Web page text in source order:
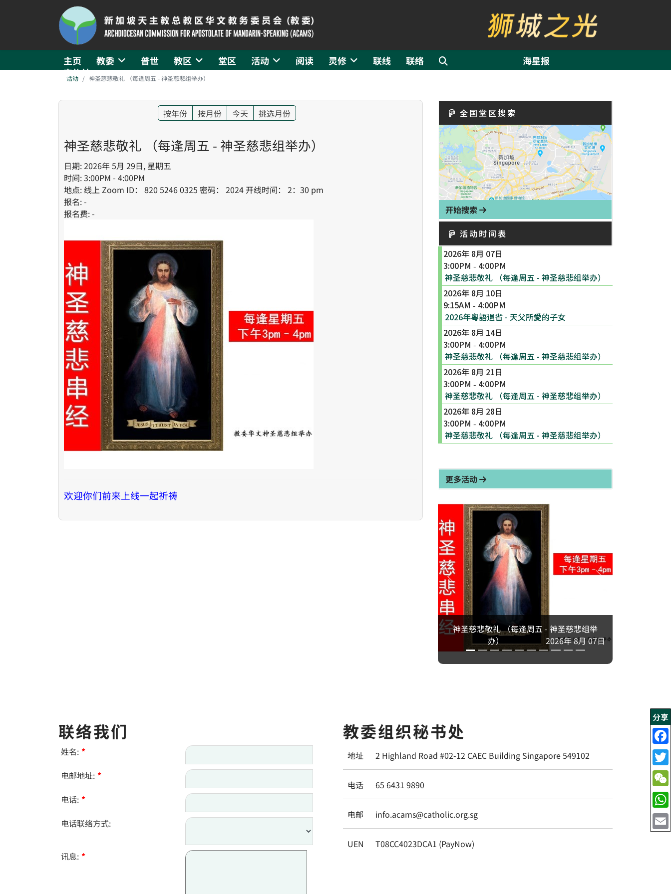
主页 教委 普世 教区 堂区 活动 阅读 灵修 联线 联络
海星报
守礼社
活动 神圣慈悲敬礼 （每逢周五 - 神圣慈悲组举办）
分享
按年份 按月份 今天 挑选月份
神圣慈悲敬礼 （每逢周五 - 神圣慈悲组举办）
日期: 2026年 5月 29日, 星期五
时间: 3:00PM - 4:00PM
地点: 线上 Zoom ID： 820 5246 0325 密码： 2024 开线时间： 2：30 pm
报名: -
报名费: -
欢迎你们前来上线一起祈祷
全国堂区搜索
开始搜索
活动时间表
2026年 8月 07日
3:00PM - 4:00PM
神圣慈悲敬礼 （每逢周五 - 神圣慈悲组举办）
2026年 8月 10日
9:15AM - 4:00PM
2026年粵語退省 - 天父所愛的子女
2026年 8月 14日
3:00PM - 4:00PM
神圣慈悲敬礼 （每逢周五 - 神圣慈悲组举办）
2026年 8月 21日
3:00PM - 4:00PM
神圣慈悲敬礼 （每逢周五 - 神圣慈悲组举办）
2026年 8月 28日
3:00PM - 4:00PM
神圣慈悲敬礼 （每逢周五 - 神圣慈悲组举办）
更多活动
神圣慈悲敬礼 （每逢周五 - 神圣慈悲组举
办）
2026年 8月 07日
联络我们
姓名: *
电邮地址: *
电话: *
电话联络方式:
讯息: *
教委组织秘书处
地址 2 Highland Road #02-12 CAEC Building Singapore 549102
电话 65 6431 9890
电邮 info.acams@catholic.org.sg
UEN T08CC4023DCA1 (PayNow)